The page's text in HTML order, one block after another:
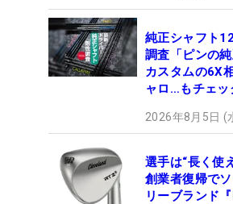
純正シャフト
調査「ピンの
カスタムの6X
ャロ…もチェッ
2026年8月5日 (
選手は“長く使
創業者復帰で
リーブランド